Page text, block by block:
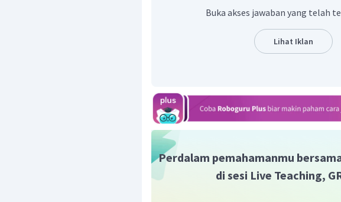
Buka akses jawaban yang telah
Lihat Iklan
Perdalam pemahamanmu
di sesi Live Teaching,